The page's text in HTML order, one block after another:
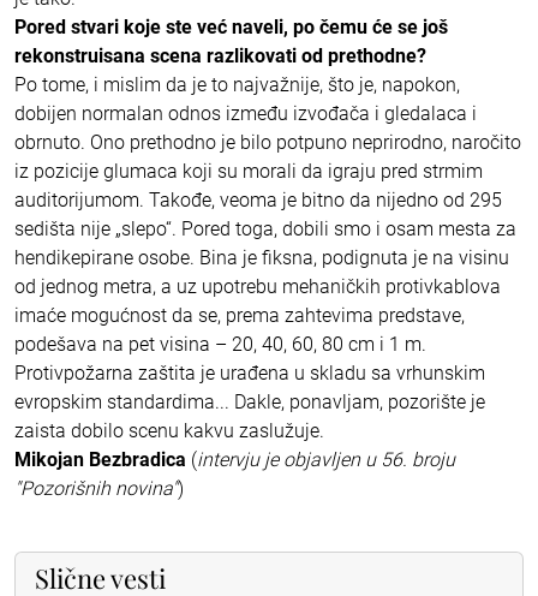
Pored stvari koje ste već naveli, po čemu će se još
rekonstruisana scena razlikovati od prethodne?
Po tome, i mislim da je to najvažnije, što je, napokon,
dobijen normalan odnos između izvođača i gledalaca i
obrnuto. Ono prethodno je bilo potpuno neprirodno, naročito
iz pozicije glumaca koji su morali da igraju pred strmim
auditorijumom. Takođe, veoma je bitno da nijedno od 295
sedišta nije „slepo“. Pored toga, dobili smo i osam mesta za
hendikepirane osobe. Bina je fiksna, podignuta je na visinu
od jednog metra, a uz upotrebu mehaničkih protivkablova
imaće mogućnost da se, prema zahtevima predstave,
podešava na pet visina – 20, 40, 60, 80 cm i 1 m.
Protivpožarna zaštita je urađena u skladu sa vrhunskim
evropskim standardima... Dakle, ponavljam, pozorište je
zaista dobilo scenu kakvu zaslužuje.
Mikojan Bezbradica (intervju je objavljen u 56. broju
"Pozorišnih novina")
Slične vesti